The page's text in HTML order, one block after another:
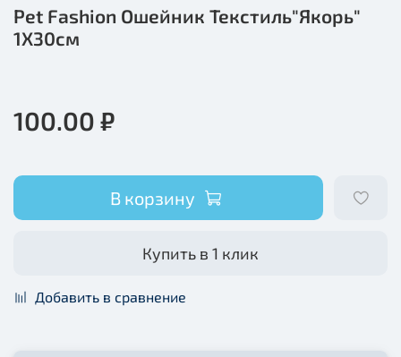
Pet Fashion Ошейник Текстиль"Якорь"
1Х30см
100.00 ₽
В корзину
Купить в 1 клик
Добавить в сравнение